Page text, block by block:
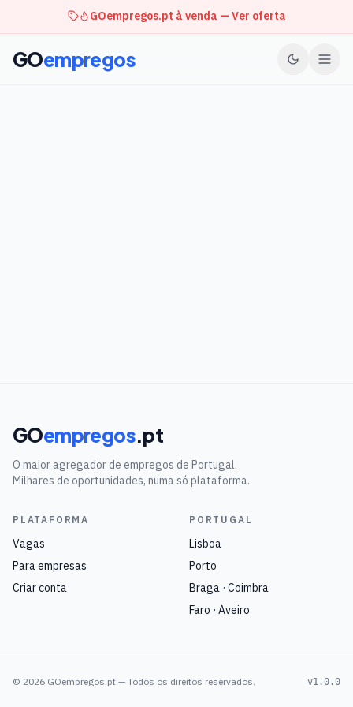
GOempregos.pt à venda — Ver oferta
GOempregos
GOempregos.pt
O maior agregador de empregos de Portugal.
Milhares de oportunidades, numa só plataforma.
PLATAFORMA
Vagas
Para empresas
Criar conta
PORTUGAL
Lisboa
Porto
Braga · Coimbra
Faro · Aveiro
© 2026 GOempregos.pt — Todos os direitos reservados. v1.0.0